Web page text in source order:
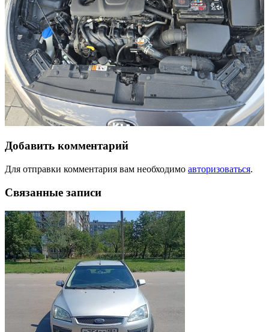
Добавить комментарий
Для отправки комментария вам необходимо авторизоваться.
Связанные записи